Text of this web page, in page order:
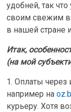
удобней, так
своим свежим
в нашей стране
Итак,
(на мой
1. Оплаты через
например на
курьеру. Хотя